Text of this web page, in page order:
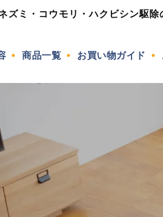
ズミ・コウモリ・ハクビシン駆
商品一覧 お買い物ガイド